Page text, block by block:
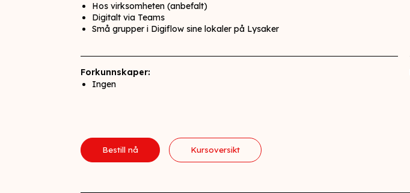
Hos virksomheten (anbefalt)
Digitalt via Teams
Små grupper i Digiflow sine lokaler på Lysaker
Forkunnskaper:
Ingen
Bestill nå Kursoversikt